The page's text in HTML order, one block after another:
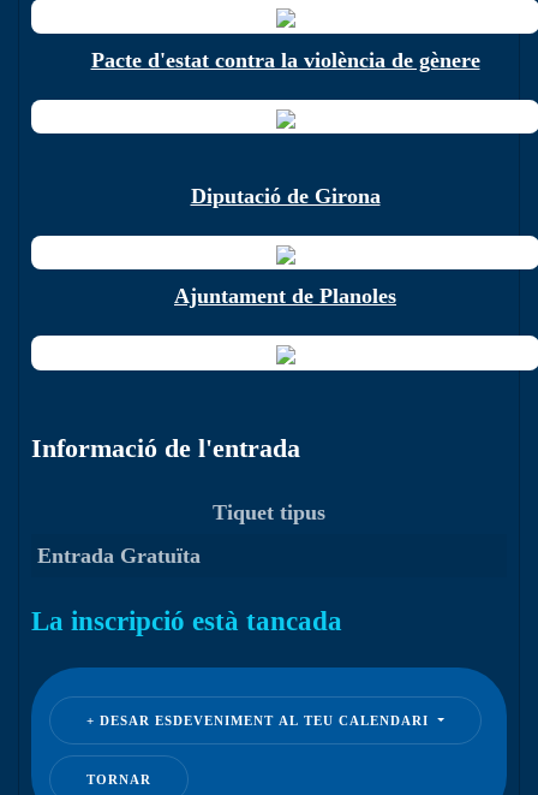
Pacte d'estat contra la violència de gènere
Diputació de Girona
Ajuntament de Planoles
Informació de l'entrada
Tiquet tipus
Entrada Gratuïta
La inscripció està tancada
DESAR ESDEVENIMENT AL TEU CALENDARI
TORNAR